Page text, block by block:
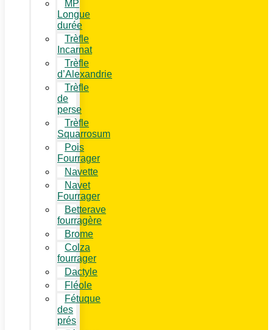
MP
Longue
durée
Trèfle
Incarnat
Trèfle
d’Alexandrie
Trèfle
de
perse
Trèfle
Squarrosum
Pois
Fourrager
Navette
Navet
Fourrager
Betterave
fourragère
Brome
Colza
fourrager
Dactyle
Fléole
Fétuque
des
prés